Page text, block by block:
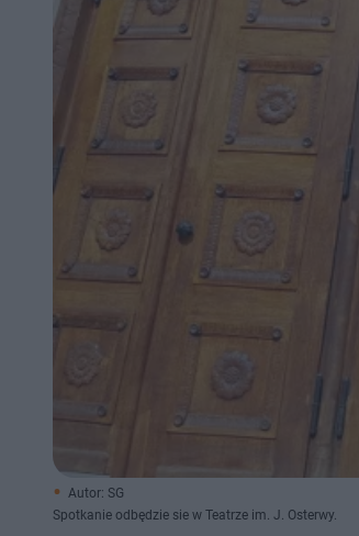
Autor: SG
Spotkanie odbędzie sie w Teatrze im. J. Osterwy.